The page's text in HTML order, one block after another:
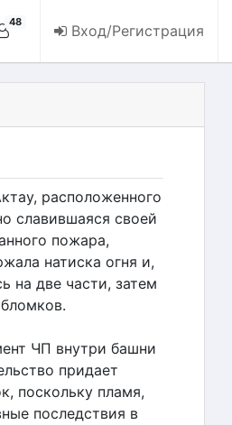
48 Вход/Регистрация
расположенного
славившаяся своей
пожара,
натиска огня и,
на две части, затем
ЧП внутри башни
придает
поскольку пламя,
последствия в